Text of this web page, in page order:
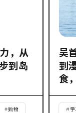
，从
到岛
#购物
吴
到
食
# 学